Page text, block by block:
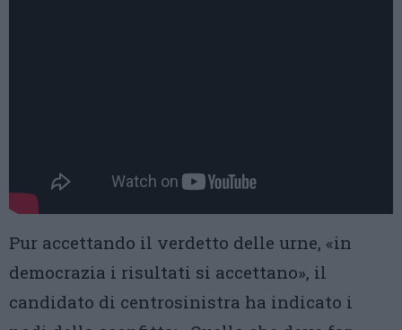
Pur accettando il verdetto delle urne, «in
democrazia i risultati si accettano», il
candidato di centrosinistra ha indicato i